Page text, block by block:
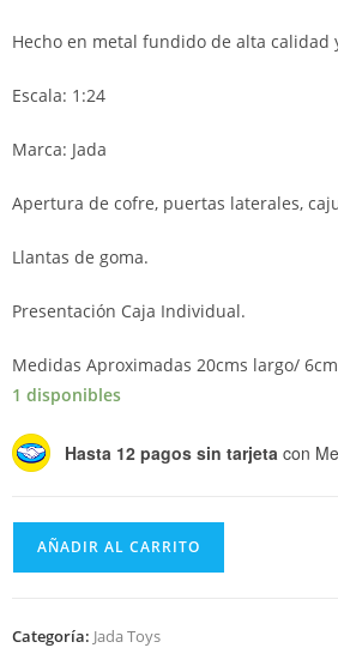
Hecho en metal fundido de alta calidad
Escala: 1:24
Marca: Jada
Apertura de cofre, puertas laterales,
Llantas de goma.
Presentación Caja Individual.
Medidas Aproximadas 20cms largo/
1 disponibles
Hasta 12 pagos sin tarjeta con
AÑADIR AL CARRITO
Categoría: Jada Toys